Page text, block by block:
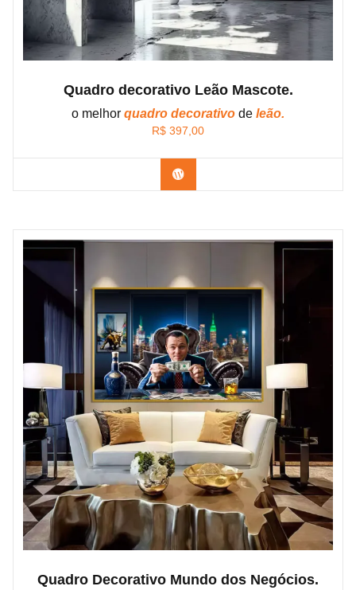
Quadro decorativo Leão Mascote.
o melhor quadro decorativo de leão.
R$ 397,00
Confira os modelos
Quadro Decorativo Mundo dos Negócios.